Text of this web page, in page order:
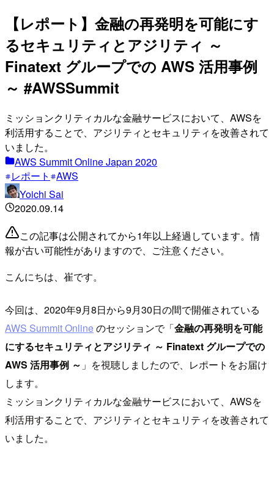
【レポート】金融の再発明を可能にす
るセキュリティとアジリティ ～
Finatext グループでの AWS 活用事例
～ #AWSSummit
ミッションクリティカルな金融サービスにおいて、AWSを
利活用することで、アジリティとセキュリティを改善されて
いました。
AWS Summit Online Japan 2020
レポート
AWS
Yoichi Sai
2020.09.14
この記事は公開されてから1年以上経過しています。情
報が古い可能性がありますので、ご注意ください。
こんにちは、崔です。
今回は、2020年9月8日から9月30日の間で開催されている
AWS Summit Onlineのセッションで「金融の再発明を可能
にするセキュリティとアジリティ ～ Finatext グループでの
AWS 活用事例 ～ 」を視聴しましたので、レポートをお届け
します。
ミッションクリティカルな金融サービスにおいて、AWSを
利活用することで、アジリティとセキュリティを改善されて
いました。